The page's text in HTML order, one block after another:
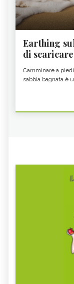
Earthing
di
Camminare a
sabbia bagnata è